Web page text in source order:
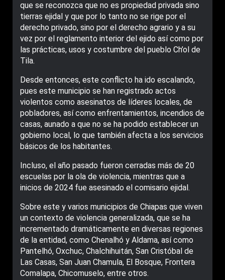
que se reconozca que no es propiedad privada sino
tierras ejidal y que por lo tanto no se rige por el
derecho privado, sino por el derecho agrario y a su
vez por el reglamento interior del ejido así como por
las prácticas, usos y costumbre del pueblo Ch’ol de
Tila.
Desde entonces, este conflicto ha ido escalando,
pues este municipio se han registrado actos
violentos como asesinatos de líderes locales, de
pobladores, así como enfrentamientos, incendios de
casas, aunado a que no se ha podido establecer un
gobierno local, lo que también afecta a los servicios
básicos de los habitantes.
Incluso, el año pasado fueron cerradas más de 20
escuelas por la ola de violencia, mientras que a
inicios de 2024 fue asesinado el comisario ejidal.
Sobre este y varios municipios de Chiapas que viven
un contexto de violencia generalizada, que se ha
incrementado dramáticamente en diversas regiones
de la entidad, como Chenalhó y Aldama, así como
Pantelhó, Oxchuc, Chalchihuitán, San Cristóbal de
Las Casas, San Juan Chamula, El Bosque, Frontera
Comalapa, Chicomuselo, entre otros.